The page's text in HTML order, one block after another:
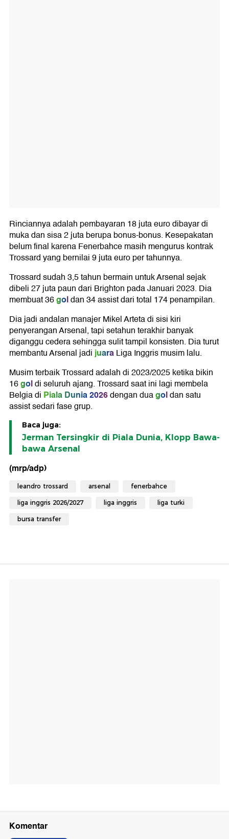
Rinciannya adalah pembayaran 18 juta euro dibayar di
muka dan sisa 2 juta berupa bonus-bonus. Kesepakatan
belum final karena Fenerbahce masih mengurus kontrak
Trossard yang bernilai 9 juta euro per tahunnya.
Trossard sudah 3,5 tahun bermain untuk Arsenal sejak
dibeli 27 juta paun dari Brighton pada Januari 2023. Dia
membuat 36goldan 34 assist dari total 174 penampilan.
Dia jadi andalan manajer Mikel Arteta di sisi kiri
penyerangan Arsenal, tapi setahun terakhir banyak
diganggu cedera sehingga sulit tampil konsisten. Dia turut
membantu Arsenal jadijuaraLiga Inggris musim lalu.
Musim terbaik Trossard adalah di 2023/2025 ketika bikin
16goldi seluruh ajang. Trossard saat ini lagi membela
Belgia di Piala Dunia 2026dengan duagoldan satu
assist sedari fase grup.
Baca juga:
Jerman Tersingkir di Piala Dunia, Klopp Bawa-
bawa Arsenal
(mrp/adp)
leandro trossard arsenal fenerbahce
liga inggris 2026/2027 liga inggris liga turki
bursa transfer
Komentar